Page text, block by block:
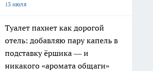
13 июля
Туалет пахнет как дорогой
отель: добавляю пару капель в
подставку ёршика — и
никакого «аромата общаги»